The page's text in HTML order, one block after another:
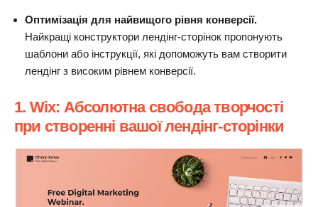
Оптимізація для найвищого рівня конверсії.
Найкращі конструктори лендінг-сторінок пропонують
шаблони або інструкції, які допоможуть вам створити
лендінг з високим рівнем конверсії.
1. Wix: Абсолютна свобода творчості
при створенні вашої лендінг-сторінки